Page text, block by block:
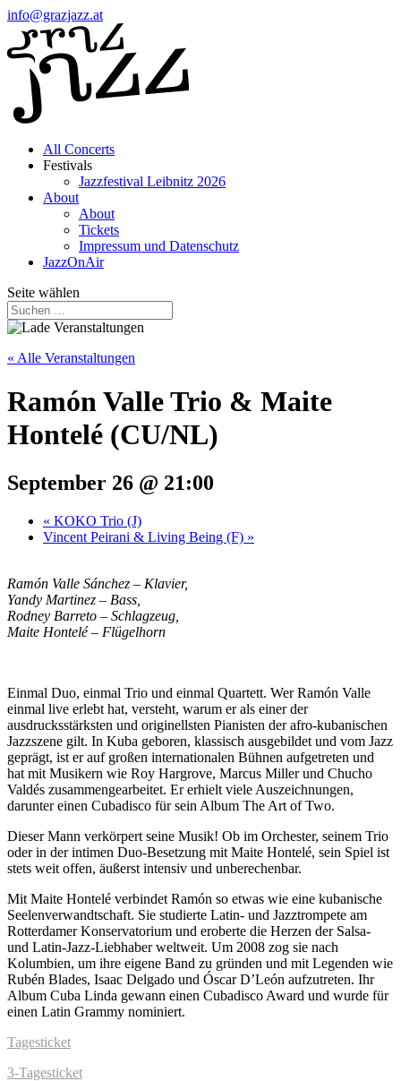
info@grazjazz.at
All Concerts
Festivals
Jazzfestival Leibnitz 2026
About
About
Tickets
Impressum und Datenschutz
JazzOnAir
Seite wählen
« Alle Veranstaltungen
Ramón Valle Trio & Maite
Hontelé (CU/NL)
September 26 @ 21:00
« KOKO Trio (J)
Vincent Peirani & Living Being (F) »
Ramón Valle Sánchez –⁠ Klavier,
Yandy Martinez –⁠ Bass,
Rodney Barreto –⁠ Schlagzeug,
Maite Hontelé –⁠ Flügelhorn
Einmal Duo, einmal Trio und einmal Quartett. Wer Ramón Valle
einmal live erlebt hat, versteht, warum er als einer der
ausdrucksstärksten und originellsten Pianisten der afro-kubanischen
Jazzszene gilt. In Kuba geboren, klassisch ausgebildet und vom Jazz
geprägt, ist er auf großen internationalen Bühnen aufgetreten und
hat mit Musikern wie Roy Hargrove, Marcus Miller und Chucho
Valdés zusammengearbeitet. Er erhielt viele Auszeichnungen,
darunter einen Cubadisco für sein Album The Art of Two.
Dieser Mann verkörpert seine Musik! Ob im Orchester, seinem Trio
oder in der intimen Duo-Besetzung mit Maite Hontelé, sein Spiel ist
stets weit offen, äußerst intensiv und unberechenbar.
Mit Maite Hontelé verbindet Ramón so etwas wie eine kubanische
Seelenverwandtschaft. Sie studierte Latin- und Jazztrompete am
Rotterdamer Konservatorium und eroberte die Herzen der Salsa-
und Latin-Jazz-Liebhaber weltweit. Um 2008 zog sie nach
Kolumbien, um ihre eigene Band zu gründen und mit Legenden wie
Rubén Blades, Isaac Delgado und Óscar D’León aufzutreten. Ihr
Album Cuba Linda gewann einen Cubadisco Award und wurde für
einen Latin Grammy nominiert.
Tagesticket
3-Tagesticket